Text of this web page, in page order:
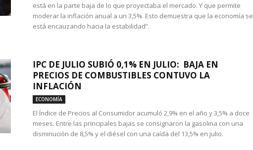
está en la parte baja de lo que proyectaba el mercado. Y que permite
moderar la inflación anual a un 3,5%. Esto demuestra que la economía se
está encauzando hacia la estabilidad”.
IPC DE JULIO SUBIÓ 0,1% EN JULIO: BAJA EN
PRECIOS DE COMBUSTIBLES CONTUVO LA
INFLACIÓN
ECONOMÍA
El Índice de Precios al Consumidor acumuló 2,9% en el año y 3,5% a doce
meses. Entre las principales bajas se consignaron la gasolina con una
disminución de 8,5% y el diésel con una caída del 13,5% en julio.